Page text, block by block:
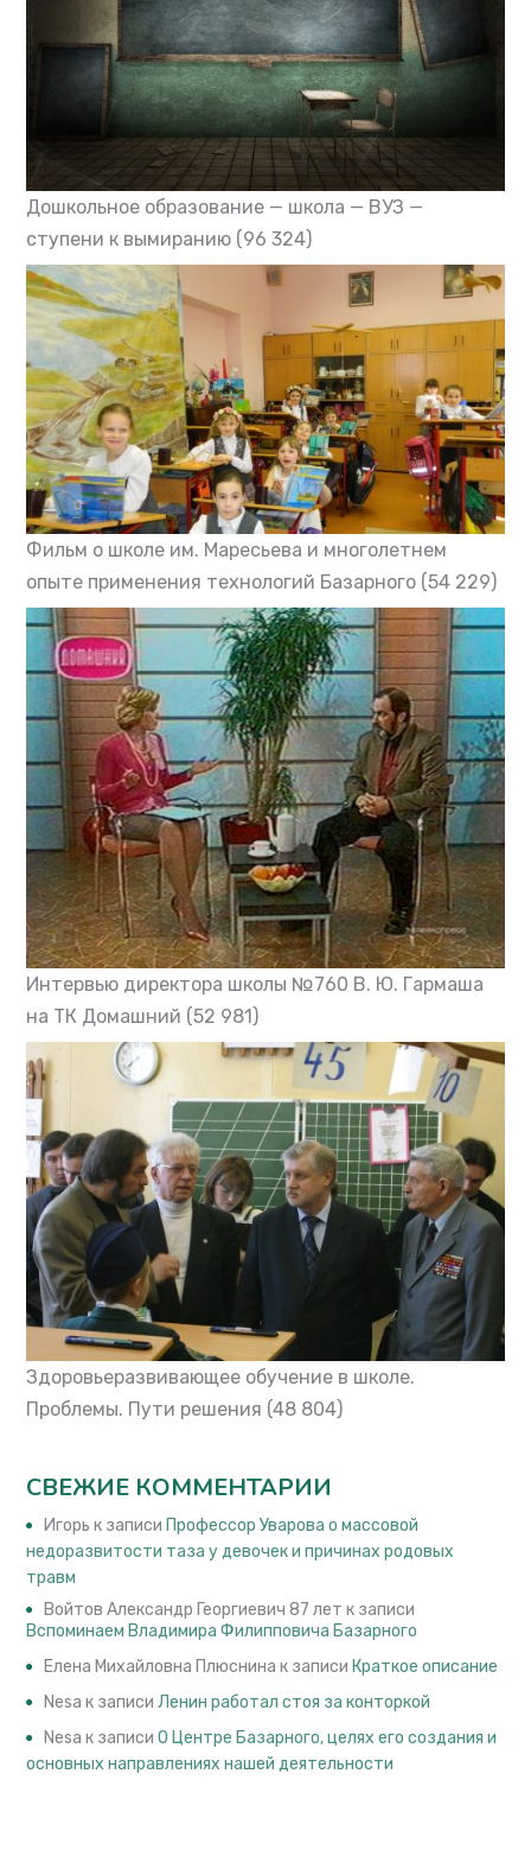
Дошкольное образование — школа — ВУЗ —
ступени к вымиранию (96 324)
Фильм о школе им. Маресьева и многолетнем
опыте применения технологий Базарного (54 229)
Интервью директора школы №760 В. Ю. Гармаша
на ТК Домашний (52 981)
Здоровьеразвивающее обучение в школе.
Проблемы. Пути решения (48 804)
СВЕЖИЕ КОММЕНТАРИИ
Игорь к записи Профессор Уварова о массовой
недоразвитости таза у девочек и причинах родовых
травм
Войтов Александр Георгиевич 87 лет к записи
Вспоминаем Владимира Филипповича Базарного
Елена Михайловна Плюснина к записи Краткое описание
Nesa к записиЛенин работал стоя за конторкой
Nesa к записиО Центре Базарного, целях его создания и
основных направлениях нашей деятельности